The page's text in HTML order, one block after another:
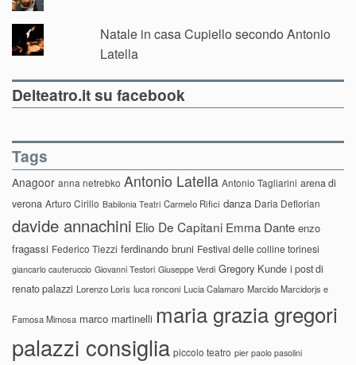
Natale in casa Cupiello secondo Antonio
Latella
Delteatro.it su facebook
Tags
Anagoor anna netrebko Antonio Latella Antonio Tagliarini arena di
verona Arturo Cirillo Babilonia Teatri Carmelo Rifici danza Daria Deflorian
davide annachini Elio De Capitani Emma Dante enzo
fragassi Federico Tiezzi ferdinando bruni Festival delle colline torinesi
giancarlo cauteruccio Giovanni Testori Giuseppe Verdi Gregory Kunde i post di
renato palazzi Lorenzo Loris luca ronconi Lucia Calamaro Marcido Marcidorjs e
Famosa Mimosa marco martinelli maria grazia gregori
palazzi consiglia piccolo teatro pier paolo pasolini